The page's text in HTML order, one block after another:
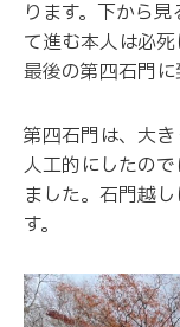
ります。下から
て進む本人は必死
最後の第四石門に
第四石門は、大
人工的にしたの
ました。石門越
す。